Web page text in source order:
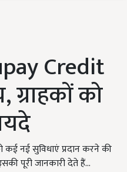
Credit
को
कई नई सुविधाएं प्रदान करने की
पूरी जानकारी देते हैं...